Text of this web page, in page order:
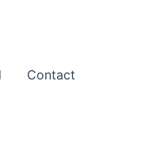
Contact